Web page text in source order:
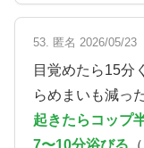
53. 匿名 2026/05/23
目覚めたら15分
らめまいも減っ
起きたらコップ